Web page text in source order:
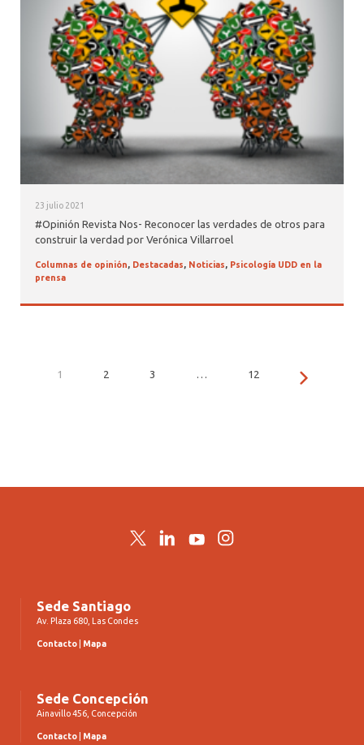
23 julio 2021
#Opinión Revista Nos- Reconocer las verdades de otros para
construir la verdad por Verónica Villarroel
Columnas de opinión, Destacadas, Noticias, Psicología UDD en la
prensa
1 2 3 … 12
TwitterLinkedInYouTubeInstagram
Sede Santiago
Av. Plaza 680, Las Condes
Contacto Mapa
Sede Concepción
Ainavillo 456, Concepción
Contacto Mapa